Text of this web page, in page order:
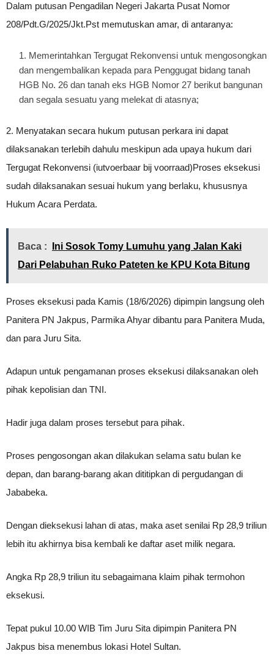
Dalam putusan Pengadilan Negeri Jakarta Pusat Nomor
208/Pdt.G/2025/Jkt.Pst memutuskan amar, di antaranya:
Memerintahkan Tergugat Rekonvensi untuk mengosongkan
dan mengembalikan kepada para Penggugat bidang tanah
HGB No. 26 dan tanah eks HGB Nomor 27 berikut bangunan
dan segala sesuatu yang melekat di atasnya;
2. Menyatakan secara hukum putusan perkara ini dapat
dilaksanakan terlebih dahulu meskipun ada upaya hukum dari
Tergugat Rekonvensi (iutvoerbaar bij voorraad)Proses eksekusi
sudah dilaksanakan sesuai hukum yang berlaku, khususnya
Hukum Acara Perdata.
Baca :
Ini Sosok Tomy Lumuhu yang Jalan Kaki
Dari Pelabuhan Ruko Pateten ke KPU Kota Bitung
Proses eksekusi pada Kamis (18/6/2026) dipimpin langsung oleh
Panitera PN Jakpus, Parmika Ahyar dibantu para Panitera Muda,
dan para Juru Sita.
Adapun untuk pengamanan proses eksekusi dilaksanakan oleh
pihak kepolisian dan TNI.
Hadir juga dalam proses tersebut para pihak.
Proses pengosongan akan dilakukan selama satu bulan ke
depan, dan barang-barang akan dititipkan di pergudangan di
Jababeka.
Dengan dieksekusi lahan di atas, maka aset senilai Rp 28,9 triliun
lebih itu akhirnya bisa kembali ke daftar aset milik negara.
Angka Rp 28,9 triliun itu sebagaimana klaim pihak termohon
eksekusi.
Tepat pukul 10.00 WIB Tim Juru Sita dipimpin Panitera PN
Jakpus bisa menembus lokasi Hotel Sultan.